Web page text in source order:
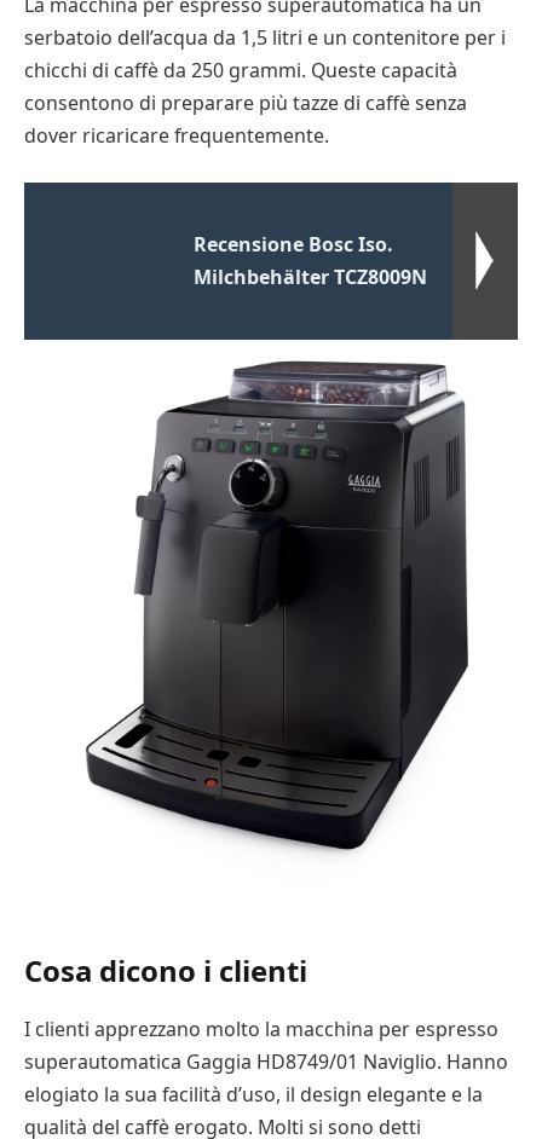
serbatoio dell’acqua da 1,5 litri e un contenitore per i
chicchi di caffè da 250 grammi. Queste capacità
consentono di preparare più tazze di caffè senza
dover ricaricare frequentemente.
Recensione Bosc Iso.
Milchbehälter TCZ8009N
Cosa dicono i clienti
I clienti apprezzano molto la macchina per espresso
superautomatica Gaggia HD8749/01 Naviglio. Hanno
elogiato la sua facilità d’uso, il design elegante e la
qualità del caffè erogato. Molti si sono detti